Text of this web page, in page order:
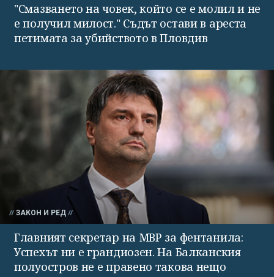
"Смазването на човек, който се е молил и не
е получил милост." Съдът остави в ареста
петимата за убийството в Пловдив
ЗАКОН И РЕД
Главният секретар на МВР за фентанила:
Успехът ни е грандиозен. На Балканския
полуостров не е правено такова нещо